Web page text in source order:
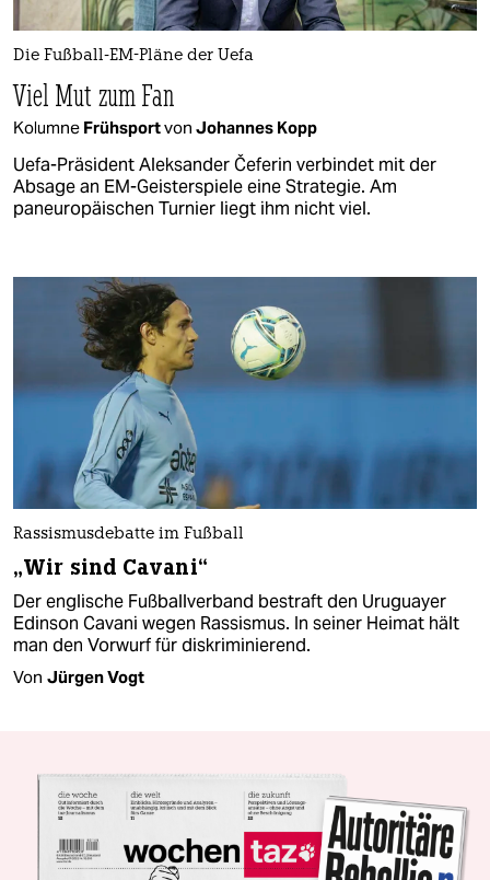
Die Fußball-EM-Pläne der Uefa
Viel Mut zum Fan
Kolumne Frühsportvon Johannes Kopp
Uefa-Präsident Aleksander Čeferin verbindet mit der
Absage an EM-Geisterspiele eine Strategie. Am
paneuropäischen Turnier liegt ihm nicht viel.
Rassismusdebatte im Fußball
„Wir sind Cavani“
Der englische Fußballverband bestraft den Uruguayer
Edinson Cavani wegen Rassismus. In seiner Heimat hält
man den Vorwurf für diskriminierend.
Von Jürgen Vogt